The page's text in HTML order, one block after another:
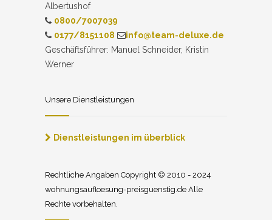
Albertushof
0800/7007039
0177/8151108
info@team-deluxe.de
Geschäftsführer: Manuel Schneider, Kristin
Werner
Unsere Dienstleistungen
Dienstleistungen im überblick
Rechtliche Angaben Copyright © 2010 - 2024
wohnungsaufloesung-preisguenstig.de Alle
Rechte vorbehalten.